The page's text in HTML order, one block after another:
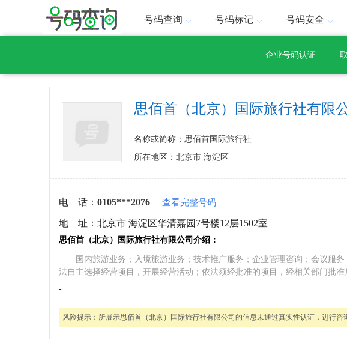
号码查询 号码标记 号码安全
企业号码认证
思佰首（北京）国际旅行社有限
名称或简称：思佰首国际旅行社
所在地区：北京市 海淀区
电 话： 0105***2076 查看完整号码
地 址： 北京市 海淀区华清嘉园7号楼12层1502室
思佰首（北京）国际旅行社有限公司介绍：
国内旅游业务；入境旅游业务；技术推广服务；企业管理咨询；会议服
法自主选择经营项目，开展经营活动；依法须经批准的项目，经相关部门批
-
风险提示： 所展示思佰首（北京）国际旅行社有限公司的信息未通过真实性认证，进行咨